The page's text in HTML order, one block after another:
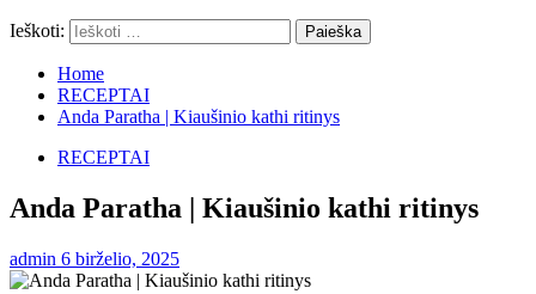
Ieškoti:
Home
RECEPTAI
Anda Paratha | Kiaušinio kathi ritinys
RECEPTAI
Anda Paratha | Kiaušinio kathi ritinys
admin 6 birželio, 2025